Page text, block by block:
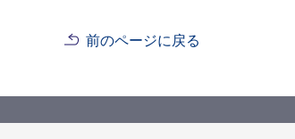
前のページに戻る